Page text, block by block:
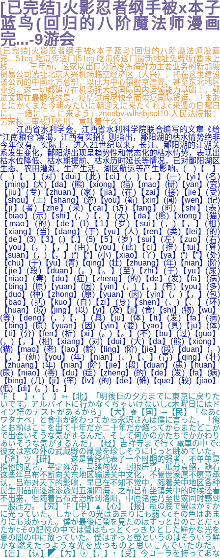
[已完结]火影忍者纲手被x本子
蓝鸟(回归的八阶魔法师漫画
完...-9游会
[已完结]火影忍者纲手被x本子蓝鸟(回归的八阶魔法师漫画
完...,51cg.吃瓜传送门|51cg.吃瓜传送门最新地址免费版(暂未上
线... 三年前，这家以出口分销冷冻海鲜为主要业务的新加坡
贸易公司选址北京大兴机场临空经济区（大兴），将在这里建设
该公司的中国北方总部，以此为中心辐射京津冀、甚至东北地区
业务，这一切都建立在机场强大的国际国内运输能力基础上。郭
进文现在最期待的是，疫情过后尽快全面恢复国际货运。「まあ
とにかくまた今朝みたいに朝迎えに来たくれよc来週の日曜日
に。一緒にここに来よう」znedbv-wlhsbjspl10-人民法院报：
劳荣枝二审被判死刑，意味着什么？
江西省水利学会、江西省水利科学院联合编写的文章《给
“江南粮仓”解渴，江西有实招》则指出，鄱阳湖的枯水情势绝非
今年仅有。实际上，进入21世纪以来，长江、鄱阳湖的江湖关
系发生变化，鄱阳湖出现呈趋势性和常态化的枯水情势，表现出
枯水位降低、枯水期提前、枯水历时延长等情况，已对鄱阳湖区
生态、农田灌溉、生产生活、湖区航运等产生影响。( )【 】
( )【 】(对)【dui】(此)【ci】(，)【，】(一)【yi】(名)
【ming】(大)【da】(熊)【xiong】(猫)【mao】(研)【yan】(究)
【jiu】(专)【zhuan】(家)【jia】(在)【zai】(接)【jie】(受)
【shou】(上)【shang】(游)【you】(新)【xin】(闻)【wen】(记)
【ji】(者)【zhe】(采)【cai】(访)【fang】(时)【shi】(表)
【biao】(示)【shi】(，)【，】(大)【da】(熊)【xiong】(猫)
【mao】(的)【de】(1)【1】(岁)【sui】(，)【，】(相)
【xiang】(当)【dang】(于)【yu】(人)【ren】(类)【lei】(的)
【de】(3)【3】(.)【.】(5)【5】(岁)【sui】(左)【zuo】(右)
【you】(，)【，】(由)【you】(此)【ci】(推)【tui】(算)
【suan】(，)【，】(“)【“】(小)【xiao】(丫)【ya】(”)【”】(处)
【chu】(于)【yu】(青)【qing】(壮)【zhuang】(年)【nian】(阶)
【jie】(段)【duan】(。)【。】(至)【zhi】(于)【yu】(尿)
【niao】(毒)【du】(症)【zheng】(的)【de】(发)【fa】(病)
【bing】(原)【yuan】(因)【yin】(，)【，】(有)【you】(多)
【duo】(种)【zhong】(原)【yuan】(因)【yin】(，)【，】(包)
【bao】(括)【kuo】(自)【zi】(身)【shen】(、)【、】(环)
【huan】(境)【jing】(以)【yi】(及)【ji】(食)【shi】(物)【wu】
(等)【deng】(，)【，】(具)【ju】(体)【ti】(发)【fa】(病)
【bing】(原)【yuan】(因)【yin】(要)【yao】(具)【ju】(体)
【ti】(分)【fen】(析)【xi】(。)【。】(不)【bu】(过)【guo】
(，)【，】(相)【xiang】(对)【dui】(大)【da】(熊)【xiong】
(猫)【mao】(老)【lao】(龄)【ling】(阶)【jie】(段)【duan】(，)
【，】(幼)【you】(年)【nian】(、)【、】(青)【qing】(壮)
【zhuang】(年)【nian】(阶)【jie】(段)【duan】(患)【huan】
(尿)【niao】(毒)【du】(症)【zheng】(的)【de】(发)【fa】(病)
【bing】(几)【ji】(率)【lv】(的)【de】(确)【que】(较)【jiao】
(低)【di】(。)【。】
℉【 】◐【 】➳【北】「明後日の夕方までに東京に戻りた
いです。アルバイトに行かなくちゃいけないしc木曜日にはド
イツ語のテストがあるから」【大】♚【国】─【民】「なあc
ワタナベ」と食事が終わってから永沢さんは僕に言った。「俺
とお前はここを出て十年だか二十年だか経ってからまたどこか
で出会いそうな気がするんだ。そして何かのかたちでかかわり
あいそうな気がするんだ」【经】吉祥寺まで行く電車の中でc
彼女は窓の外の武蔵野の風景を珍しそうにじっと眺めていた。
【济】ツ【研】 这是曾经代表了一个时期的强者，不单单是
指他的武艺，平定雍凉，马踏匈奴，封狼居胥，瓜分袁绍，随着
这些年吕布不断向关东地区输送关中文化，不管世家愿不愿意承
认，吕布对天下的影响，早已在不知不觉中，随着关中地区各种
民生用品而逐渐渗透到五湖四海，之前吕布坐镇关中的时候还看
不出来，但随着吕布迁治所到洛阳，中原诸侯乃至世家同时感到
一股压力。【究】℉【中】▲【心】【报】瓶の底で螢はかすか
に光っていた。しかしその光はあまりにも弱くcその色はあま
りにも淡かった。僕が最後に螢を見たのはずっと昔のことだっ
たがcその記憶の中では螢はもっとくっきりとした鮮かな光を
夏の闇の中に放っていた。僕はずっと螢というのはそういう鮮
かな燃えたつような光を放つものと思いこんでいたのだ。
【告】【认】◤【为】ⓐ【，】↑【受】今コーラを持ってあな